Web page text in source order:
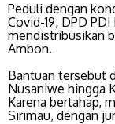
Peduli dengan
Covid-19, DPD
mendistribusikan
Ambon.
Bantuan tersebut
Nusaniwe hingga
Karena bertahap,
Sirimau, dengan